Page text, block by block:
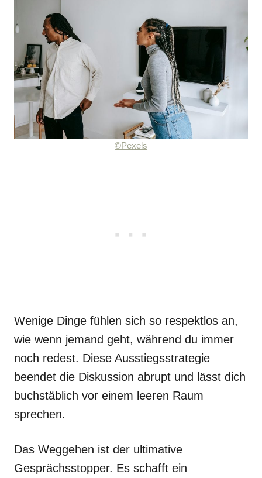
©Pexels
Wenige Dinge fühlen sich so respektlos an,
wie wenn jemand geht, während du immer
noch redest. Diese Ausstiegsstrategie
beendet die Diskussion abrupt und lässt dich
buchstäblich vor einem leeren Raum
sprechen.
Das Weggehen ist der ultimative
Gesprächsstopper. Es schafft ein